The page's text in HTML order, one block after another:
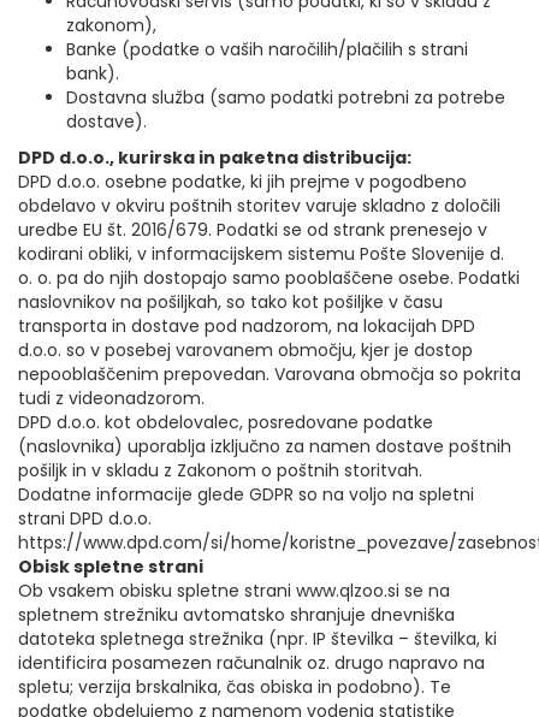
zakonom),
Banke (podatke o vaših naročilih/plačilih s strani
bank).
Dostavna služba (samo podatki potrebni za potrebe
dostave).
DPD d.o.o., kurirska in paketna distribucija:
DPD d.o.o. osebne podatke, ki jih prejme v pogodbeno
obdelavo v okviru poštnih storitev varuje skladno z določili
uredbe EU št. 2016/679. Podatki se od strank prenesejo v
kodirani obliki, v informacijskem sistemu Pošte Slovenije d.
o. o. pa do njih dostopajo samo pooblaščene osebe. Podatki
naslovnikov na pošiljkah, so tako kot pošiljke v času
transporta in dostave pod nadzorom, na lokacijah DPD
d.o.o. so v posebej varovanem območju, kjer je dostop
nepooblaščenim prepovedan. Varovana območja so pokrita
tudi z videonadzorom.
DPD d.o.o. kot obdelovalec, posredovane podatke
(naslovnika) uporablja izključno za namen dostave poštnih
pošiljk in v skladu z Zakonom o poštnih storitvah.
Dodatne informacije glede GDPR so na voljo na spletni
strani DPD d.o.o.
https://www.dpd.com/si/home/koristne_povezave/
Obisk spletne strani
Ob vsakem obisku spletne strani www.qlzoo.si se na
spletnem strežniku avtomatsko shranjuje dnevniška
datoteka spletnega strežnika (npr. IP številka – številka, ki
identificira posamezen računalnik oz. drugo napravo na
spletu; verzija brskalnika, čas obiska in podobno). Te
podatke obdelujemo z namenom vodenja statistike